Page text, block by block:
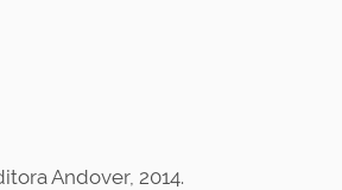
Andover, 2014.